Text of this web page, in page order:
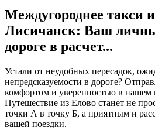
Междугороднее такси
Лисичанск: Ваш
дороге в расчет...
Устали от неудобных пересадок,
непредсказуемости в дороге?
комфортом и уверенностью в нашем
Путешествие из Елово станет не
точки А в точку Б, а приятным и
вашей поездки.